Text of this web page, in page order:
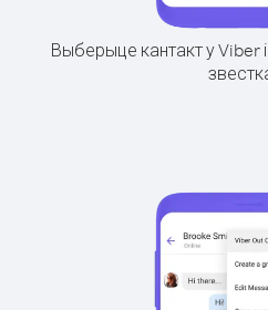
Выберыце кантакт у Viber